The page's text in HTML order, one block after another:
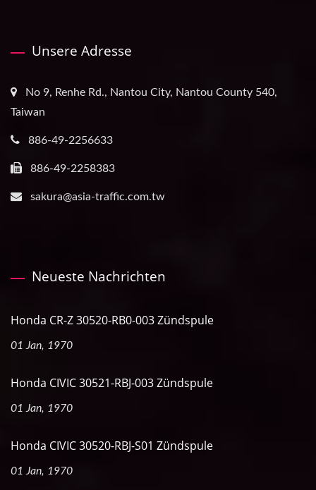
Unsere Adresse
No 9, Renhe Rd., Nantou City, Nantou County 540,
Taiwan
886-49-2256633
886-49-2258383
sakura@asia-traffic.com.tw
Neueste Nachrichten
Honda CR-Z 30520-RB0-003 Zündspule
01 Jan, 1970
Honda CIVIC 30521-RBJ-003 Zündspule
01 Jan, 1970
Honda CIVIC 30520-RBJ-S01 Zündspule
01 Jan, 1970